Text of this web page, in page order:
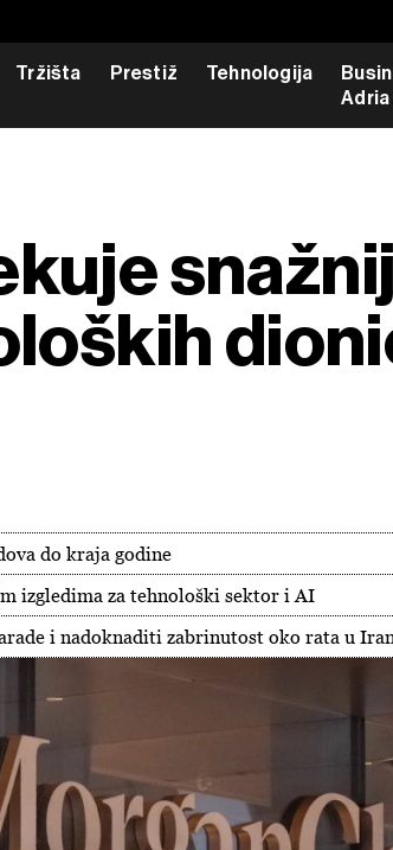
Tržišta Prestiž Tehnologija
Adria
do kraja godine
izgledima za tehnološki sektor i AI
i nadoknaditi zabrinutost oko rata u